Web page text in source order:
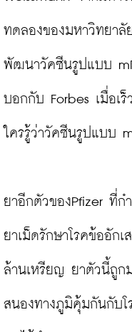
ทดลองของมหาวิทยาลั
พัฒนาวัคซีนรูปแบบ
บอกกับ Forbes เมื่อเ
ใครรู้ว่าวัคซีนรูปแบบ
ยาอีกตัวของPfizer ที่ก
ยาเม็ดรักษาโรคข้ออัก
ล้านเหรียญ ยาตัวนี้ถูก
สนองทางภูมิคุ้มกันกับ